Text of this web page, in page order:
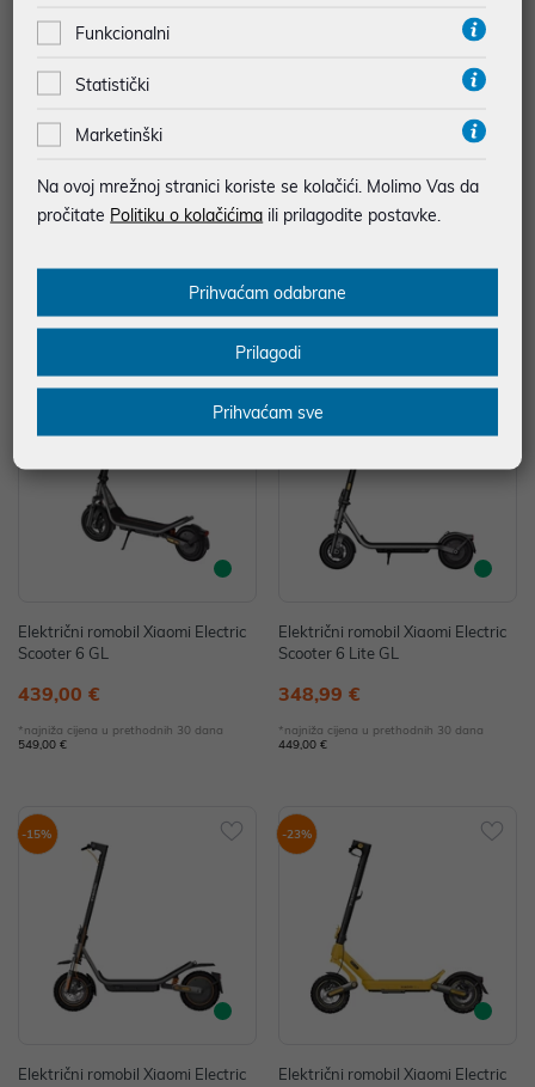
Haier Tundra Plus AS35TADHR
539,00 €
Energetski razred: A++
Električni romobil Xiaomi Electric
638,99 €
-20%
Električni romobil Xiaomi Electric
Scooter 6 GL
439,00 €
*najniža cijena u prethodnih 30 dana
549,00 €
-22%
Električni romobil Xiaomi Electric
Scooter 6 Lite GL
348,99 €
*najniža cijena u prethodnih 30 dana
449,00 €
-15%
Električni romobil Xiaomi Electric
-23%
Električni romobil Xiaomi Electric
Funkcionalni
Statistički
Marketinški
Na ovoj mrežnoj stranici koriste se kolačići. Molimo Vas da
pročitate Politiku o kolačićima ili prilagodite postavke.
Prihvaćam odabrane
Prilagodi
Prihvaćam sve